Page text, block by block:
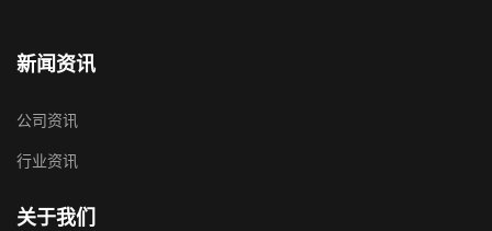
新闻资讯
公司资讯
行业资讯
关于我们